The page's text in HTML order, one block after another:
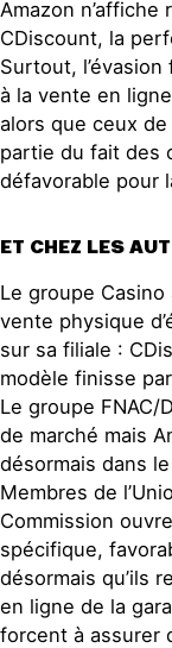
Amazon
CDiscount, la
Surtout,
à la vente en
alors que ceux
partie du fait des
défavorable pour
ET CHEZ LES
Le groupe
vente physique
sur sa filiale :
modèle finisse
Le groupe FNAC/
de marché mais
désormais dans
Membres de
Commission
spécifique,
désormais qu’ils
en ligne de la
forcent à assurer